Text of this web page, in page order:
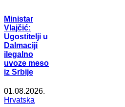
Ministar
Vlajčić:
Ugostitelji u
Dalmaciji
ilegalno
uvoze meso
iz Srbije
01.08.2026.
Hrvatska